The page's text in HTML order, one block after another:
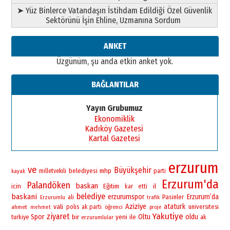
Ahmed Yesevi’den bir Alperen…
”Reisimiz” idi… Hakka yürüdü.!
26 Mart 2026 Perşembe
gönül adamı Faruk Terzioğlu!
bir vizyon proje daha!
02 Ağustos 2026 Pazar
➤ Yüz Binlerce Vatandaşın İstihdam Edildiği Özel Güvenlik
Sektörünü İşin Ehline, Uzmanına Sordum
ANKET
Üzgünüm, şu anda etkin anket yok.
BAĞLANTILAR
Yayın Grubumuz
Ekonomiklik
Kadıköy Gazetesi
Kartal Gazetesi
kayak ve milletvekili belediyesi mhp Büyükşehir parti erzurum
icin Palandöken baskan Eğitim kar etti il Erzurum'da
baskani Erzurumlu ali belediye erzurumspor trafik Pasinler Erzurum’da
ahmet mehmet vali polis ak parti öğrenci Aziziye proje ataturk universitesi
turkiye Spor ziyaret bir erzurumlular yeni ile Oltu Yakutiye oldu ak